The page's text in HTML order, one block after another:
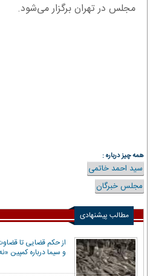
مجلس در تهران برگزار می‌شود.
همه چیز درباره :
سید احمد خاتمی
مجلس خبرگان
مطالب پیشنهادی
از حکم قضایی تا
و سیما درباره کمپین